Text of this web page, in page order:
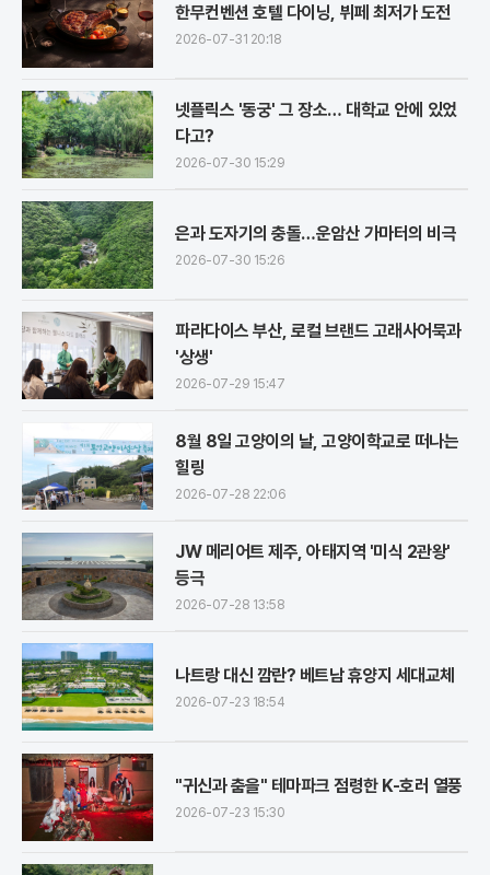
한무컨벤션 호텔 다이닝, 뷔페 최저가 도전
2026-07-31 20:18
넷플릭스 '동궁' 그 장소… 대학교 안에 있었
다고?
2026-07-30 15:29
은과 도자기의 충돌…운암산 가마터의 비극
2026-07-30 15:26
파라다이스 부산, 로컬 브랜드 고래사어묵과
'상생'
2026-07-29 15:47
8월 8일 고양이의 날, 고양이학교로 떠나는
힐링
2026-07-28 22:06
JW 메리어트 제주, 아태지역 '미식 2관왕'
등극
2026-07-28 13:58
나트랑 대신 깜란? 베트남 휴양지 세대교체
2026-07-23 18:54
"귀신과 춤을" 테마파크 점령한 K-호러 열풍
2026-07-23 15:30